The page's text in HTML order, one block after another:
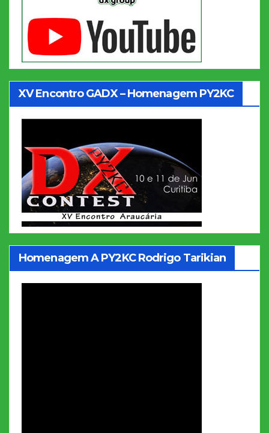
XV Encontro GADX – Homenagem PY2KC
Homenagem A PY2KC Rodrigo Tarikian